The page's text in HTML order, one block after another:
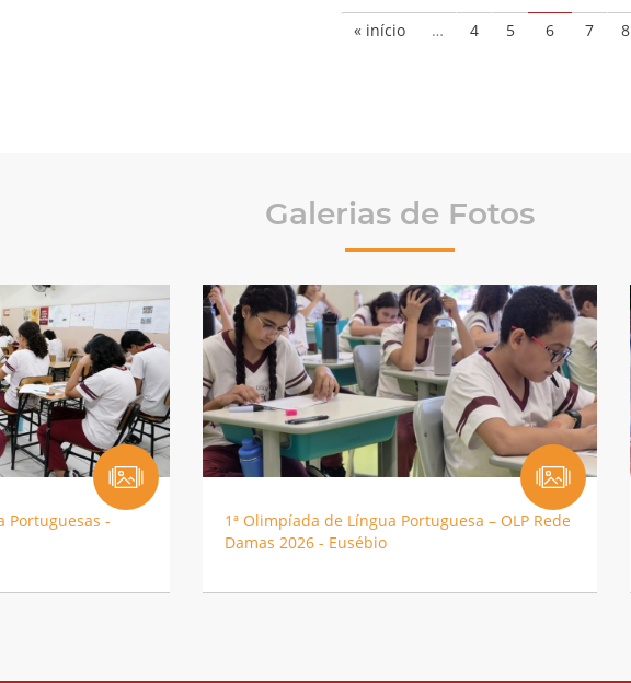
« início … 4 5 6 7 8
Galerias de Fotos
Portuguesas -
1ª Olimpíada de Língua Portuguesa – OLP Rede
Damas 2026 - Eusébio